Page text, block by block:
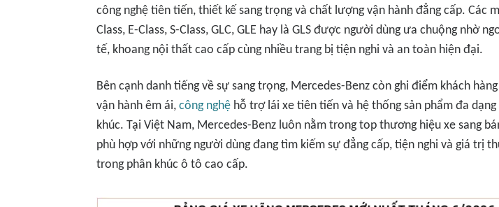
công nghệ tiên tiến, thiết kế sang trọng và chất lượng vận hành đẳng cấp. Các
Class, E-Class, S-Class, GLC, GLE hay là GLS được người dùng ưa chuộng nhờ
tế, khoang nội thất cao cấp cùng nhiều trang bị tiện nghi và an toàn hiện đại.
Bên cạnh danh tiếng về sự sang trọng, Mercedes-Benz còn ghi điểm khách
vận hành êm ái, công nghệ hỗ trợ lái xe tiên tiến và hệ thống sản phẩm đa
khúc. Tại Việt Nam, Mercedes-Benz luôn nằm trong top thương hiệu xe sang
phù hợp với những người dùng đang tìm kiếm sự đẳng cấp, tiện nghi và giá trị
trong phân khúc ô tô cao cấp.